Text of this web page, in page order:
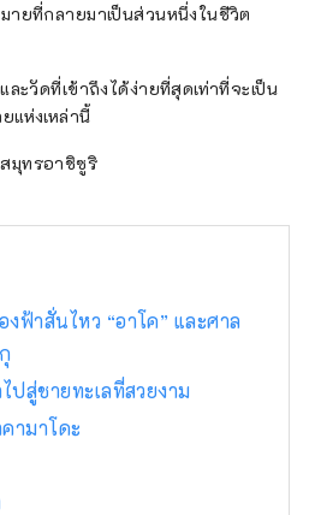
ายที่กลายมาเป็นส่วนหนึ่งในชีวิต
ละวัดที่เข้าถึงได้ง่ายที่สุดเท่าที่จะเป็น
แห่งเหล่านี้
มุทรอาชิซูริ
ฟ้าสั่นไหว “อาโค” และศาล
ปสู่ชายทะเลที่สวยงาม
ามาโดะ